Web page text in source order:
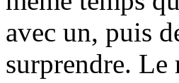
avec un, puis
surprendre.